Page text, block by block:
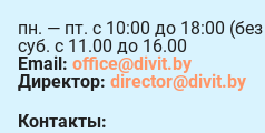
пн. — пт. с 10:00 до 18:00
суб. с 11.00 до 16.00
Email: office@divit.by
Директор: director@divit.by
Контакты: